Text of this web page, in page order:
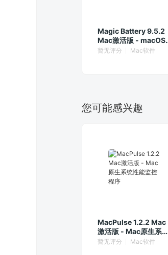
Magic Battery 9.5.2
Mac激活版 - macOS
蓝牙设备电量展示
暂无评分 Mac软件
您可能感兴趣
MacPulse 1.2.2 Mac
激活版 - Mac原生系统
性能监控程序
暂无评分 Mac软件